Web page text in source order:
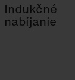
Indukčné
nabíjanie